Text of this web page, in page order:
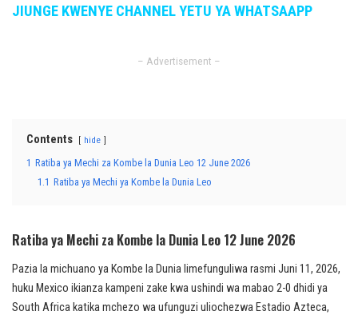
JIUNGE KWENYE CHANNEL YETU YA WHATSAAPP
– Advertisement –
Contents hide
1 Ratiba ya Mechi za Kombe la Dunia Leo 12 June 2026
1.1 Ratiba ya Mechi ya Kombe la Dunia Leo
Ratiba ya Mechi za Kombe la Dunia Leo 12 June 2026
Pazia la michuano ya Kombe la Dunia limefunguliwa rasmi Juni 11, 2026,
huku Mexico ikianza kampeni zake kwa ushindi wa mabao 2-0 dhidi ya
South Africa katika mchezo wa ufunguzi uliochezwa Estadio Azteca,